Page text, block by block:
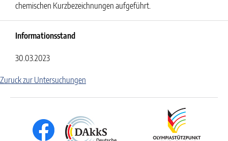
chemischen Kurzbezeichnungen aufgeführt.
Informationsstand
30.03.2023
Zuruck zur Untersuchungen